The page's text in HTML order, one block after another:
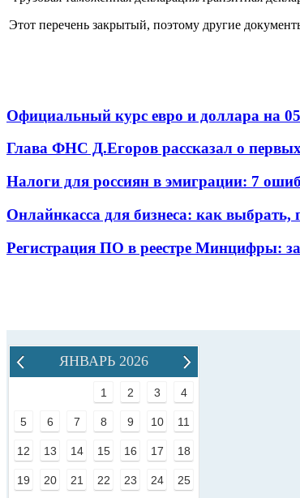
Этот перечень закрытый, поэтому другие
Официальный курс евро и доллара на
Глава ФНС Д.Егоров рассказал о
Налоги для россиян в эмиграции: 7
Онлайнкасса для бизнеса: как выбрать,
Регистрация ПО в реестре Минцифры:
ЯНВАРЬ 2026
1 2 3 4
5 6 7 8 9 10 11
12 13 14 15 16 17 18
19 20 21 22 23 24 25